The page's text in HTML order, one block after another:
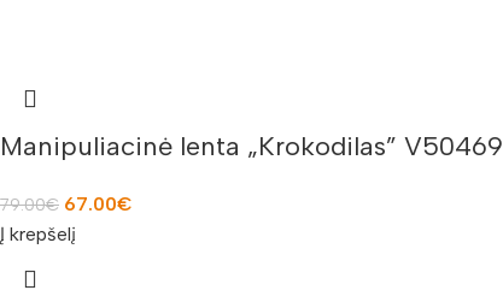
Manipuliacinė lenta „Krokodilas” V50469
79.00€ 67.00€
Į krepšelį